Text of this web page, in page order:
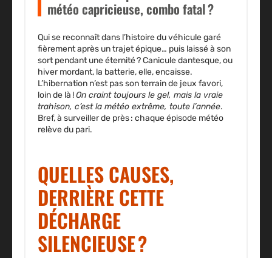
météo capricieuse, combo fatal ?
Qui se reconnaît dans l’histoire du véhicule garé
fièrement après un trajet épique… puis laissé à son
sort pendant une éternité ? Canicule dantesque, ou
hiver mordant, la batterie, elle, encaisse.
L’hibernation n’est pas son terrain de jeux favori,
loin de là !On craint toujours le gel, mais la vraie
trahison, c’est la météo extrême, toute l’année.
Bref, à surveiller de près : chaque épisode météo
relève du pari.
QUELLES CAUSES,
DERRIÈRE CETTE
DÉCHARGE
SILENCIEUSE ?